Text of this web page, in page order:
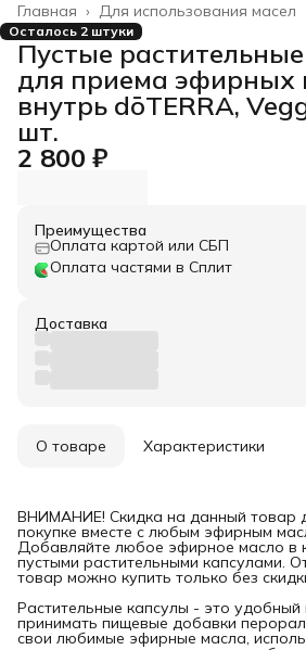
Для использования масел
Главная ›
Осталось 2 штуки
Пустые
для приема эфирных
внутрь dōTERRA,
шт.
2 800 ₽
Преимущества
Оплата картой или СБП
Оплата частями в Сплит
Доставка
О товаре Характеристики
ВНИМАНИЕ! Скидка на данный товар
покупке вместе с любым эфирным
Добавляйте любое эфирное масло в
пустыми растительными капсулами.
товар можно купить только без
Растительные капсулы - это
принимать пищевые добавки
свои любимые эфирные масла,